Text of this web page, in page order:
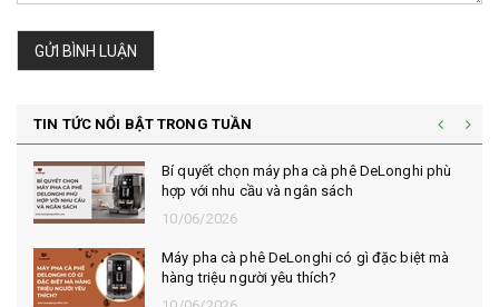
GỬI BÌNH LUẬN
TIN TỨC NỔI BẬT TRONG TUẦN
Bí quyết chọn máy pha cà phê DeLonghi phù
hợp với nhu cầu và ngân sách
10/06/2026
Máy pha cà phê DeLonghi có gì đặc biệt mà
hàng triệu người yêu thích?